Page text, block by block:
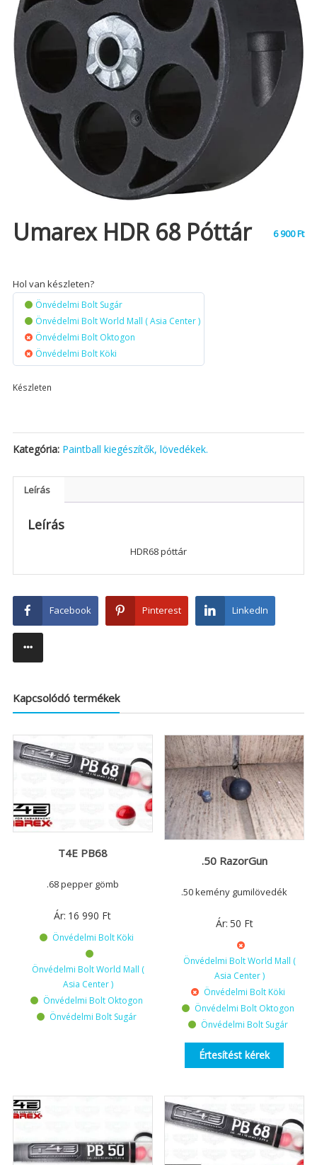
Umarex HDR 68 Póttár 6 900Ft
Hol van készleten?
Önvédelmi Bolt Sugár
Önvédelmi Bolt World Mall ( Asia Center )
Önvédelmi Bolt Oktogon
Önvédelmi Bolt Köki
Készleten
Kategória: Paintball kiegészítők, lövedékek.
Leírás
Leírás
HDR68 póttár
Facebook Pinterest LinkedIn
Kapcsolódó termékek
T4E PB68
.68 pepper gömb
Ár: 16 990 Ft
Önvédelmi Bolt Köki
Önvédelmi Bolt World Mall (
Asia Center )
Önvédelmi Bolt Oktogon
Önvédelmi Bolt Sugár
.50 RazorGun
.50 kemény gumilövedék
Ár: 50 Ft
Önvédelmi Bolt World Mall (
Asia Center )
Önvédelmi Bolt Köki
Önvédelmi Bolt Oktogon
Önvédelmi Bolt Sugár
Értesítést kérek